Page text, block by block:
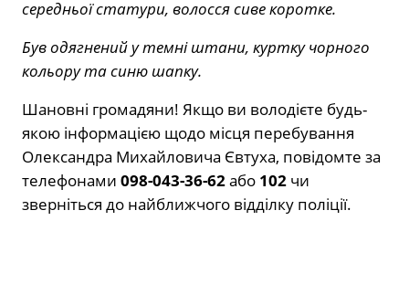
середньої статури, волосся сиве коротке.
Був одягнений у темні штани, куртку чорного
кольору та синю шапку.
Шановні громадяни! Якщо ви володієте будь-
якою інформацією щодо місця перебування
Олександра Михайловича Євтуха, повідомте за
телефонами 098-043-36-62або 102 чи
зверніться до найближчого відділку поліції.